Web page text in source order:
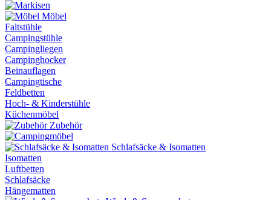
Möbel
Faltstühle
Campingstühle
Campingliegen
Campinghocker
Beinauflagen
Campingtische
Feldbetten
Hoch- & Kinderstühle
Küchenmöbel
Zubehör
Schlafsäcke & Isomatten
Isomatten
Luftbetten
Schlafsäcke
Hängematten